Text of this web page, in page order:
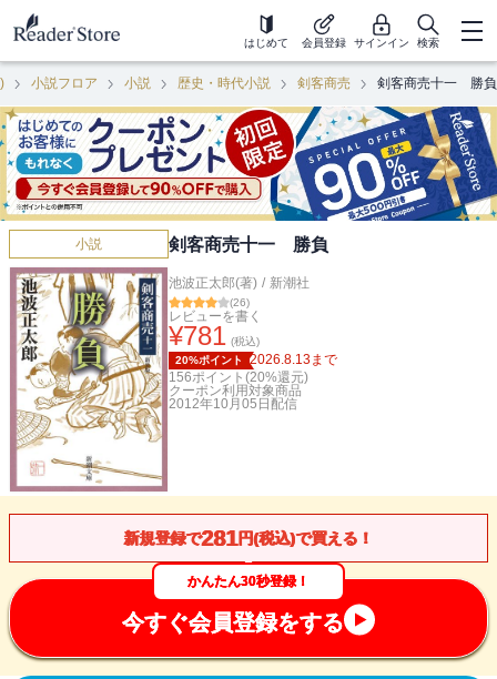
はじめて 会員登録 サインイン 検索
小説フロア 小説 歴史・時代小説 剣客商売 剣客商売十一 勝負
小説 剣客商売十一 勝負
池波正太郎(著) / 新潮社
(26)
レビューを書く
¥781 (税込)
20%ポイント
2026.8.13まで
156ポイント(20%還元)
クーポン利用対象商品
2012年10月05日 配信
新規登録で281 円(税込)で買える！
かんたん30秒登録！
今すぐ会員登録をする